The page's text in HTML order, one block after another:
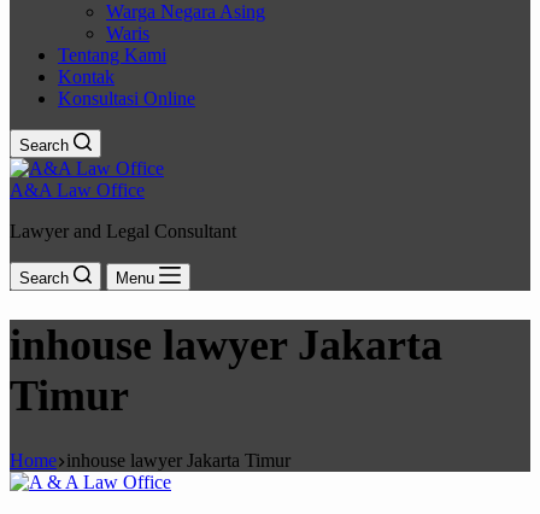
Warga Negara Asing
Waris
Tentang Kami
Kontak
Konsultasi Online
Search
A&A Law Office
Lawyer and Legal Consultant
Search Menu
inhouse lawyer Jakarta
Timur
Home inhouse lawyer Jakarta Timur